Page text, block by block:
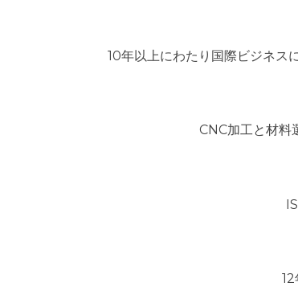
10年以上にわたり国際ビジネス
CNC加工と材料